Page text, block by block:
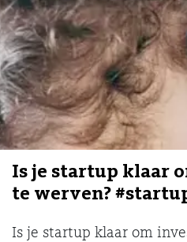
Is je startup klaar
te werven?
Is je startup klaar om